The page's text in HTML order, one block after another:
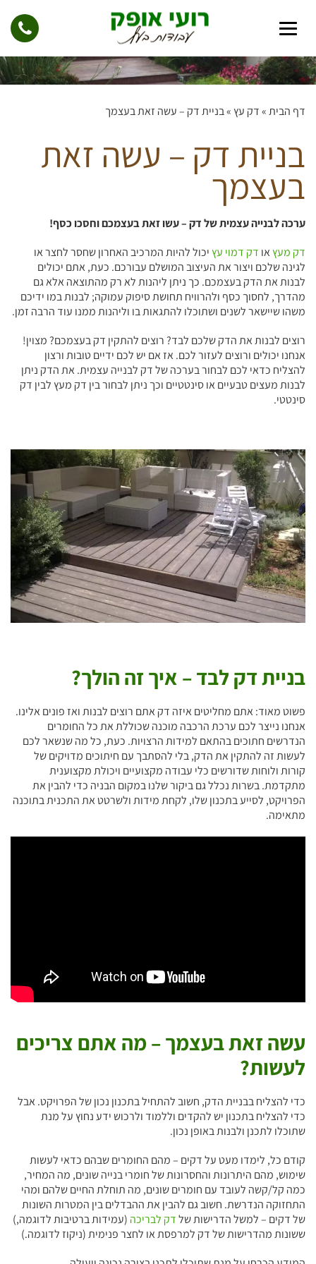
דף הבית»דק עץ »בניית דק – עשה זאת בעצמך
בניית דק – עשה זאת
בעצמך
ערכה לבנייה עצמית של דק – עשו זאת בעצמכם וחסכו כסף!
דק מעץאו דק דמוי עץיכול להיות המרכיב האחרון שחסר לחצר או
לגינה שלכם ויצור את העיצוב המושלם עבורכם. כעת, אתם יכולים
לבנות את הדק בעצמכם. כך ניתן ליהנות לא רק מהתוצאה אלא גם
מהדרך, לחסוך כסף ולהרוויח תחושת סיפוק עמוקה; לבנות במו ידיכם
משהו שיישאר לשנים ושתוכלו להתגאות בו וליהנות ממנו עוד הרבה זמן.
רוצים לבנות את הדק שלכם לבד? רוצים להתקין דק בעצמכם? מצוין!
אנחנו יכולים ורוצים לעזור לכם. אז אם יש לכם ידיים טובות ורצון
להצליח כדאי לכם לבחור בערכה של דק לבנייה עצמית. את הדק ניתן
לבנות מעצים טבעיים או סינטטיים וכך ניתן לבחור בין דק מעץ לבין דק
סינטטי.
בניית דק לבד – איך זה הולך?
פשוט מאוד: אתם מחליטים איזה דק אתם רוצים לבנות ואז פונים אלינו.
אנחנו נייצר לכם ערכת הרכבה מוכנה שכוללת את כל החומרים
הנדרשים חתוכים בהתאם למידות הרצויות. כעת, כל מה שנשאר לכם
לעשות זה להתקין את הדק, בלי להסתבך עם חיתוכים מדויקים של
קורות ולוחות שדורשים כלי עבודה מקצועיים ויכולת מקצוענית
מתקדמת. בשרות נכלל גם ביקור שלנו במקום הבניה כדי להבין את
הפרויקט, לסייע בתכנון שלו, לקחת מידות ולשרטט את התכנית בתוכנה
מתאימה.
עשה זאת בעצמך – מה אתם צריכים
לעשות?
כדי להצליח בבניית הדק, חשוב להתחיל בתכנון נכון של הפרויקט. אבל
כדי להצליח בתכנון יש להקדים וללמוד ולרכוש ידע נחוץ על מנת
שתוכלו לתכנן ולבנות באופן נכון.
קודם כל, לימדו מעט על דקים – מהם החומרים שבהם כדאי לעשות
שימוש, מהם היתרונות והחסרונות של חומרי בנייה שונים, מה המחיר,
כמה קל/קשה לעובד עם חומרים שונים, מה תוחלת החיים שלהם ומהי
התחזוקה הנדרשת. חשוב גם להבין את ההבדלים בין המטרות השונות
של דקים – למשל הדרישות שלדק לבריכה (עמידות ברטיבות לדוגמה,)
ששונות מהדרישות של דק למרפסת או לחצר פנימית (ניקוז לדוגמה.)